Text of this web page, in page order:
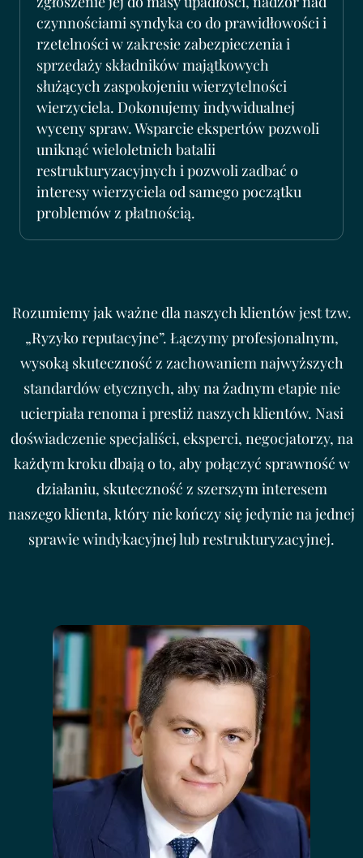
czynnościami syndyka co do prawidłowości i
rzetelności w zakresie zabezpieczenia i
sprzedaży składników majątkowych
służących zaspokojeniu wierzytelności
wierzyciela. Dokonujemy indywidualnej
wyceny spraw. Wsparcie ekspertów pozwoli
uniknąć wieloletnich batalii
restrukturyzacyjnych i pozwoli zadbać o
interesy wierzyciela od samego początku
problemów z płatnością.
Rozumiemy jak ważne dla naszych klientów jest tzw.
„Ryzyko reputacyjne”. Łączymy profesjonalnym,
wysoką skuteczność z zachowaniem najwyższych
standardów etycznych, aby na żadnym etapie nie
ucierpiała renoma i prestiż naszych klientów. Nasi
doświadczenie specjaliści, eksperci, negocjatorzy, na
każdym kroku dbają o to, aby połączyć sprawność w
działaniu, skuteczność z szerszym interesem
naszego klienta, który nie kończy się jedynie na jednej
sprawie windykacyjnej lub restrukturyzacyjnej.